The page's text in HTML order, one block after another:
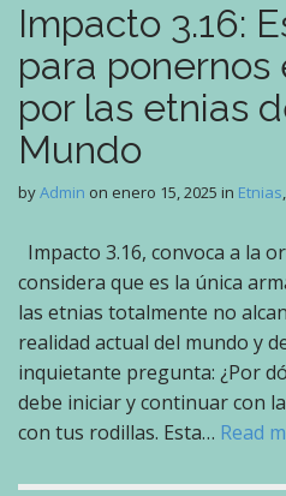
Impacto 3.16:
para ponernos
por las etnias
Mundo
byAdmin on enero 15, 2025 in Etnias,
Impacto 3.16, convoca a la
considera que es la única
las etnias totalmente no
realidad actual del mundo y
inquietante pregunta: ¿Por
debe iniciar y continuar con
con tus rodillas. Esta… Read